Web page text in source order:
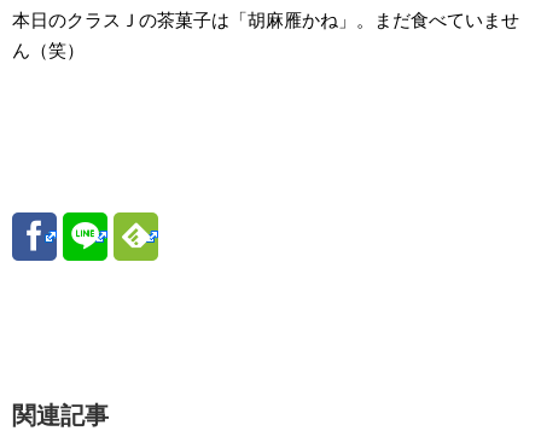
本日のクラスＪの茶菓子は「胡麻雁かね」。まだ食べていませ
ん（笑）
関連記事